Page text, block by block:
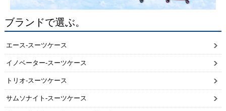
ブランドで選ぶ。
エース-スーツケース
イノベーター-スーツケース
トリオ-スーツケース
サムソナイト-スーツケース